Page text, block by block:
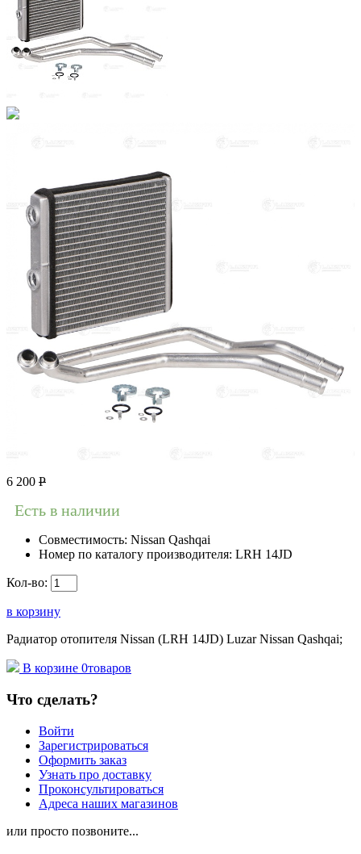
6 200 Р
Есть в наличии
Совместимость: Nissan Qashqai
Номер по каталогу производителя: LRH 14JD
Кол-во:
в корзину
Радиатор отопителя Nissan (LRH 14JD) Luzar Nissan Qashqai;
В корзине 0товаров
Что сделать?
Войти
Зарегистрироваться
Оформить заказ
Узнать про доставку
Проконсультироваться
Адреса наших магазинов
или просто позвоните...